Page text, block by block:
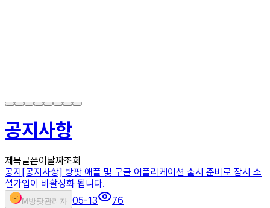
공지사항
제목글쓴이 날짜조회
공지 [공지사항] 방팟 애플 및 구글 어플리케이션 출시 준비로 잠시 소
셜가입이 비활성화 됩니다.
M 방팟관리자 05-13
76